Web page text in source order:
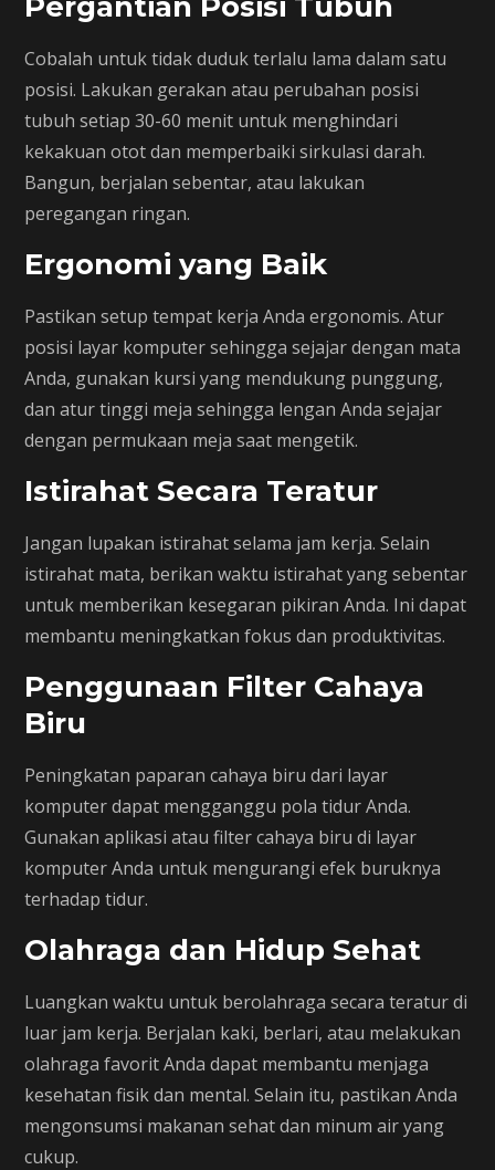
Cobalah untuk tidak duduk terlalu lama dalam satu
posisi. Lakukan gerakan atau perubahan posisi
tubuh setiap 30-60 menit untuk menghindari
kekakuan otot dan memperbaiki sirkulasi darah.
Bangun, berjalan sebentar, atau lakukan
peregangan ringan.
Ergonomi yang Baik
Pastikan setup tempat kerja Anda ergonomis. Atur
posisi layar komputer sehingga sejajar dengan mata
Anda, gunakan kursi yang mendukung punggung,
dan atur tinggi meja sehingga lengan Anda sejajar
dengan permukaan meja saat mengetik.
Istirahat Secara Teratur
Jangan lupakan istirahat selama jam kerja. Selain
istirahat mata, berikan waktu istirahat yang sebentar
untuk memberikan kesegaran pikiran Anda. Ini dapat
membantu meningkatkan fokus dan produktivitas.
Penggunaan Filter Cahaya
Biru
Peningkatan paparan cahaya biru dari layar
komputer dapat mengganggu pola tidur Anda.
Gunakan aplikasi atau filter cahaya biru di layar
komputer Anda untuk mengurangi efek buruknya
terhadap tidur.
Olahraga dan Hidup Sehat
Luangkan waktu untuk berolahraga secara teratur di
luar jam kerja. Berjalan kaki, berlari, atau melakukan
olahraga favorit Anda dapat membantu menjaga
kesehatan fisik dan mental. Selain itu, pastikan Anda
mengonsumsi makanan sehat dan minum air yang
cukup.